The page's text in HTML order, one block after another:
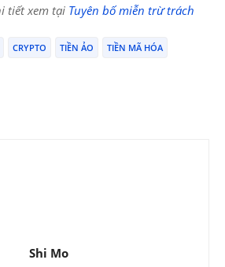
tiết xem tại Tuyên bố miễn trừ trách
CRYPTO TIỀN ẢO
TIỀN MÃ HÓA
Shi Mo